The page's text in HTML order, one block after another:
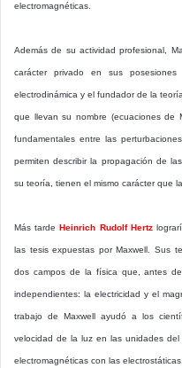
electromagnéticas.
Además de su actividad profesional,
carácter privado en sus
electrodinámica y el fundador de la
que llevan su nombre (ecuaciones de
fundamentales entre las
permiten describir la propagación de
su teoría, tienen el mismo carácter que
Más tardeHeinrich Rudolf Hertz
las tesis expuestas por Maxwell. Sus
dos campos de la física que, antes
independientes: la electricidad y el
trabajo de Maxwell ayudó a los
velocidad de la luz en las unidades
electromagnéticas con las electrostáticas.